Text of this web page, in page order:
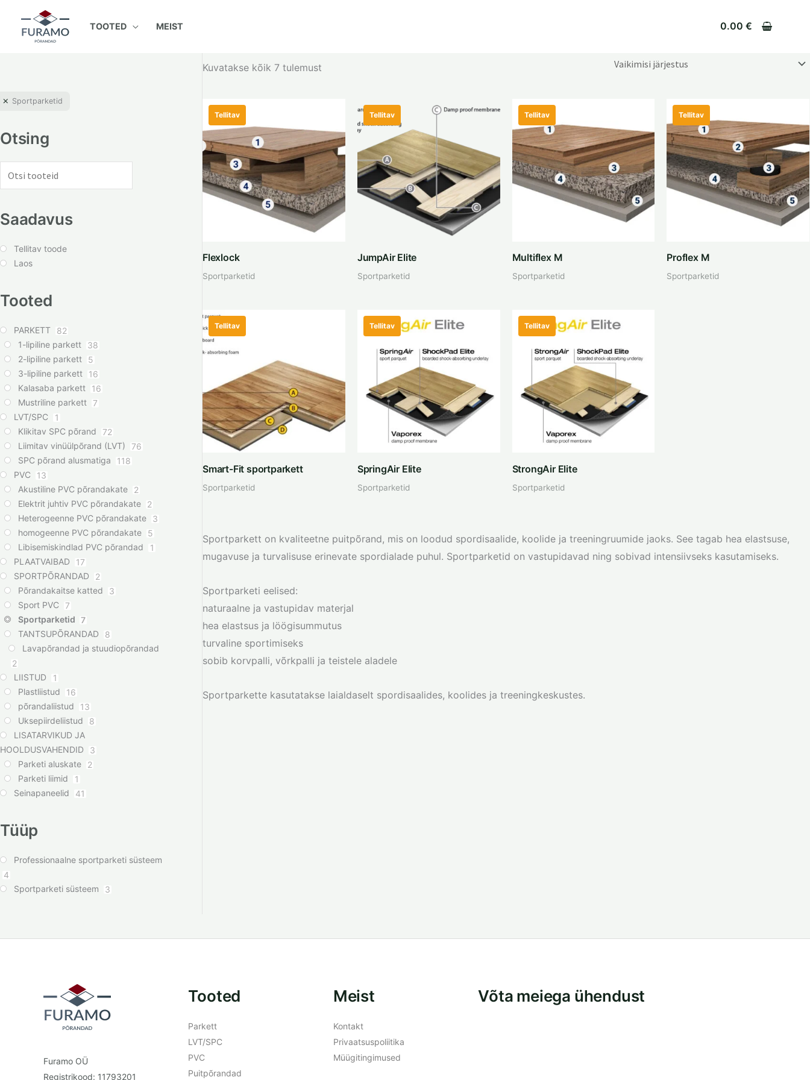
TOOTED MEIST 0.00 €
Sportparketid
Otsing
Saadavus
Tellitav toode
Laos
Tooted
PARKETT
82
1-lipiline parkett
38
2-lipiline parkett
5
3-lipiline parkett
16
Kalasaba parkett
16
Mustriline parkett 7
LVT/SPC
1
Klikitav SPC põrand
72
Liimitav vinüülpõrand (LVT)
76
SPC põrand alusmatiga
118
PVC
13
Akustiline PVC põrandakate
2
Elektrit juhtiv PVC põrandakate
2
Heterogeenne PVC põrandakate
3
homogeenne PVC põrandakate
5
Libisemiskindlad PVC põrandad
1
PLAATVAIBAD
17
SPORTPÕRANDAD
2
Põrandakaitse katted
3
Sport PVC 7
Sportparketid 7
TANTSUPÕRANDAD
8
Lavapõrandad ja stuudiopõrandad
2
LIISTUD
1
Plastliistud
16
põrandaliistud
13
Uksepiirdeliistud
8
LISATARVIKUD JA
HOOLDUSVAHENDID
3
Parketi aluskate
2
Parketi liimid
1
Seinapaneelid
41
Tüüp
Professionaalne sportparketi süsteem
4
Sportparketi süsteem
3
Kuvatakse kõik 7 tulemust
Tellitav
Flexlock
Sportparketid
Tellitav
JumpAir Elite
Sportparketid
Tellitav
Multiflex M
Sportparketid
Tellitav
Proflex M
Sportparketid
Tellitav
Smart-Fit sportparkett
Sportparketid
Tellitav
SpringAir Elite
Sportparketid
Tellitav
StrongAir Elite
Sportparketid
Sportparkett on kvaliteetne puitpõrand, mis on loodud spordisaalide, koolide ja treeningruumide jaoks. See tagab hea elastsuse,
mugavuse ja turvalisuse erinevate spordialade puhul. Sportparketid on vastupidavad ning sobivad intensiivseks kasutamiseks.
Sportparketi eelised:
naturaalne ja vastupidav materjal
hea elastsus ja löögisummutus
turvaline sportimiseks
sobib korvpalli, võrkpalli ja teistele aladele
Sportparkette kasutatakse laialdaselt spordisaalides, koolides ja treeningkeskustes.
Furamo OÜ
Registrikood: 11793201
Tooted
Parkett
LVT/SPC
PVC
Puitpõrandad
Meist
Kontakt
Privaatsuspoliitika
Müügitingimused
Võta meiega ühendust